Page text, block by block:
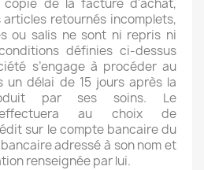
copie de la facture d'achat,
retournés incomplets,
ou salis ne sont ni repris ni
définies ci-dessus
s’engage à procéder au
un délai de 15 jours après la
par ses soins. Le
au choix de
sur le compte bancaire du
adressé à son nom et
renseignée par lui.